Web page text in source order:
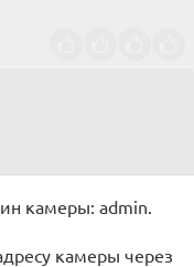
камеры: admin.
камеры через